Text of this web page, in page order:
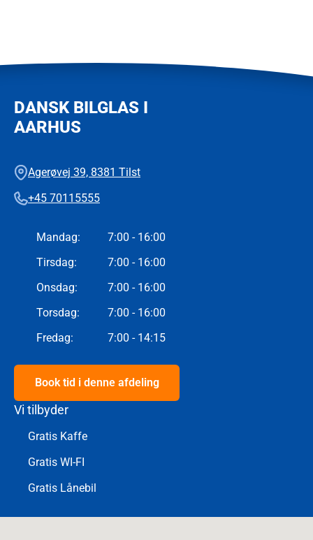
DANSK BILGLAS I
AARHUS
Agerøvej 39, 8381 Tilst
+45 70115555
Mandag:
7:00 - 16:00
Tirsdag:
7:00 - 16:00
Onsdag:
7:00 - 16:00
Torsdag:
7:00 - 16:00
Fredag: 7:00 - 14:15
Book tid i denne afdeling
Vi tilbyder
Gratis Kaffe
Gratis WI-FI
Gratis Lånebil